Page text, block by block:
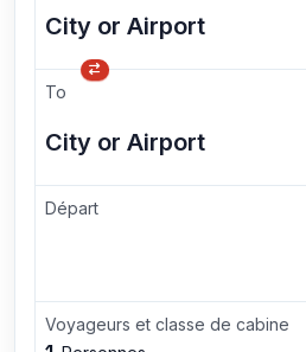
To
Départ
Voyageurs et classe de cabine